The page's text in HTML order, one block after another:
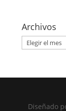
Archivos
Archivos
Diseñado